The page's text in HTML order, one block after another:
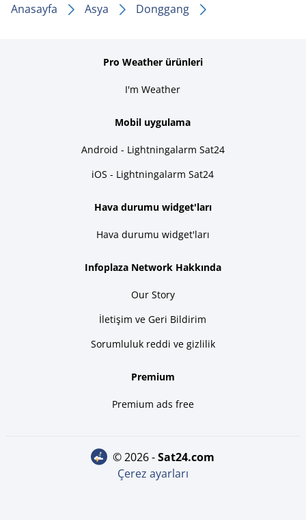
Anasayfa Asya Donggang
Pro Weather ürünleri
I'm Weather
Mobil uygulama
Android - Lightningalarm Sat24
iOS - Lightningalarm Sat24
Hava durumu widget'ları
Hava durumu widget'ları
Infoplaza Network Hakkında
Our Story
İletişim ve Geri Bildirim
Sorumluluk reddi ve gizlilik
Premium
Premium ads free
© 2026 - sat24.com
Çerez ayarları